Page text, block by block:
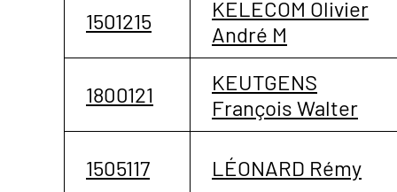
1501215
KELECOM Olivier
André M
1800121
KEUTGENS
François Walter
1505117 LÉONARD Rémy